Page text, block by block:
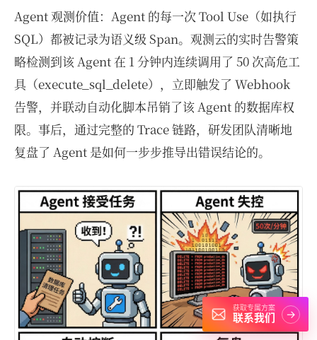
Agent 观测价值：Agent 的每一次 Tool Use（如执行
SQL）都被记录为语义级 Span。观测云的实时告警策
略检测到该 Agent 在 1 分钟内连续调用了 50 次高危工
具（execute_sql_delete），立即触发了 Webhook
告警，并联动自动化脚本吊销了该 Agent 的数据库权
限。事后，通过完整的 Trace 链路，研发团队清晰地
复盘了 Agent 是如何一步步推导出错误结论的。
获取专属方案
联系我们 →